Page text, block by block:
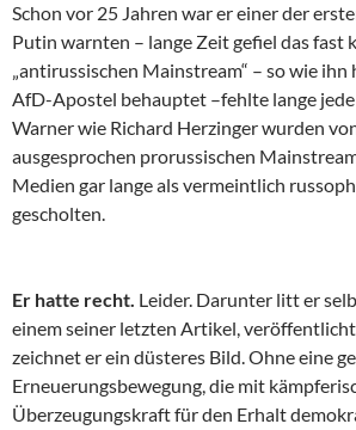
Schon vor 25 Jahren war er einer der
Putin warnten – lange Zeit gefiel das fast
„antirussischen Mainstream“ – so wie ihn
AfD-Apostel behauptet –fehlte lange jede
Warner wie Richard Herzinger wurden
ausgesprochen prorussischen
Medien gar lange als vermeintlich
gescholten.
Er hatte recht. Leider. Darunter litt er
einem seiner letzten Artikel,
zeichnet er ein düsteres Bild. Ohne eine
Erneuerungsbewegung, die mit
Überzeugungskraft für den Erhalt